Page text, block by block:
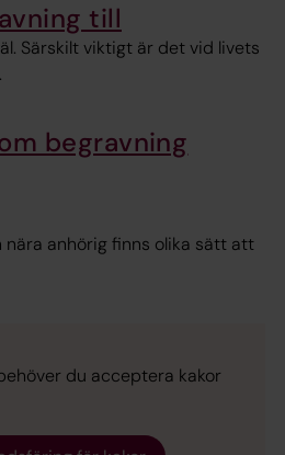
till
Särskilt viktigt är det vid livets
begravning
nära anhörig finns olika sätt att
du acceptera kakor